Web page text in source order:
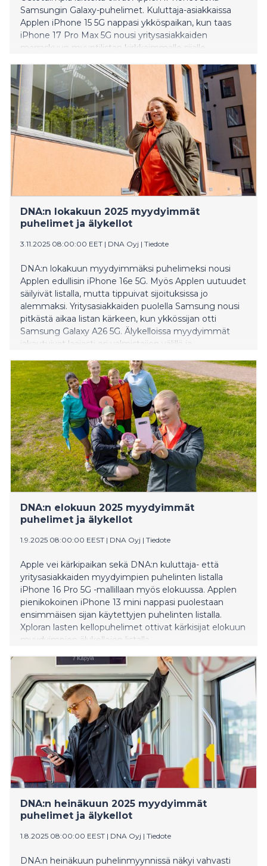
Samsungin Galaxy-puhelimet. Kuluttaja-asiakkaissa
Applen iPhone 15 5G nappasi ykköspaikan, kun taas
iPhone 17 Pro Max 5G nousi yritysasiakkaiden
marraskuun myyntilistan kirkkaimmalle sijalle.
Samsungin edulliset mallit ja myydyimpänä älykellona
paikkansa säilytti edelleen Honor Choice Watch 2i.
DNA:n lokakuun 2025 myydyimmät
puhelimet ja älykellot
3.11.2025 08:00:00 EET | DNA Oyj | Tiedote
DNA:n lokakuun myydyimmäksi puhelimeksi nousi
Applen edullisin iPhone 16e 5G. Myös Applen uutuudet
säilyivät listalla, mutta tippuivat sijoituksissa jo
alemmaksi. Yritysasiakkaiden puolella Samsung nousi
pitkästä aikaa listan kärkeen, kun ykkössijan otti
Samsung Galaxy A26 5G. Älykelloissa myydyimmät
jakautuivat laajasti eri valmistajien välillä ja
DNA:n elokuun 2025 myydyimmät
puhelimet ja älykellot
1.9.2025 08:00:00 EEST | DNA Oyj | Tiedote
Apple vei kärkipaikan sekä DNA:n kuluttaja- että
yritysasiakkaiden myydyimpien puhelinten listalla
iPhone 16 Pro 5G -mallillaan myös elokuussa. Applen
pienikokoinen iPhone 13 mini nappasi puolestaan
ensimmäisen sijan käytettyjen puhelinten listalla.
Xploran lasten kellopuhelimet ottivat kärkisijat elokuun
myydyimpien älykellojen listalla.
DNA:n heinäkuun 2025 myydyimmät
puhelimet ja älykellot
1.8.2025 08:00:00 EEST | DNA Oyj | Tiedote
DNA:n heinäkuun puhelinmyynnissä näkyi vahvasti